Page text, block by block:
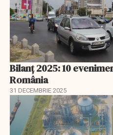
Bilanț 2025: 10
România
31 DECEMBRIE 2025